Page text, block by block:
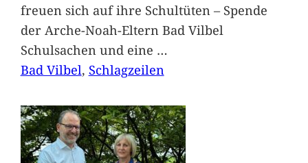
freuen sich auf ihre Schultüten – Spende
der Arche-Noah-Eltern Bad Vilbel
Schulsachen und eine …
Bad Vilbel, Schlagzeilen